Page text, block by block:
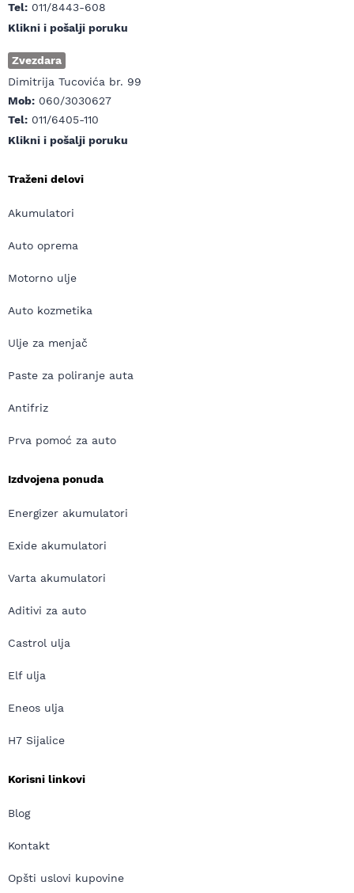
Tel: 011/8443-608
Klikni i pošalji poruku
Zvezdara
Dimitrija Tucovića br. 99
Mob: 060/3030627
Tel: 011/6405-110
Klikni i pošalji poruku
Traženi delovi
Akumulatori
Auto oprema
Motorno ulje
Auto kozmetika
Ulje za menjač
Paste za poliranje auta
Antifriz
Prva pomoć za auto
Izdvojena ponuda
Energizer akumulatori
Exide akumulatori
Varta akumulatori
Aditivi za auto
Castrol ulja
Elf ulja
Eneos ulja
H7 Sijalice
Korisni linkovi
Blog
Kontakt
Opšti uslovi kupovine